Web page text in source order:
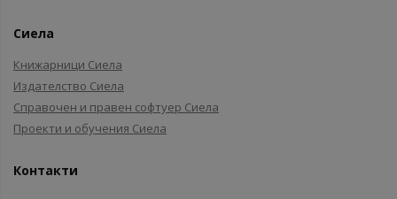
Сиела
Книжарници Сиела
Издателство Сиела
Справочен и правен софтуер Сиела
Проекти и обучения Сиела
Контакти